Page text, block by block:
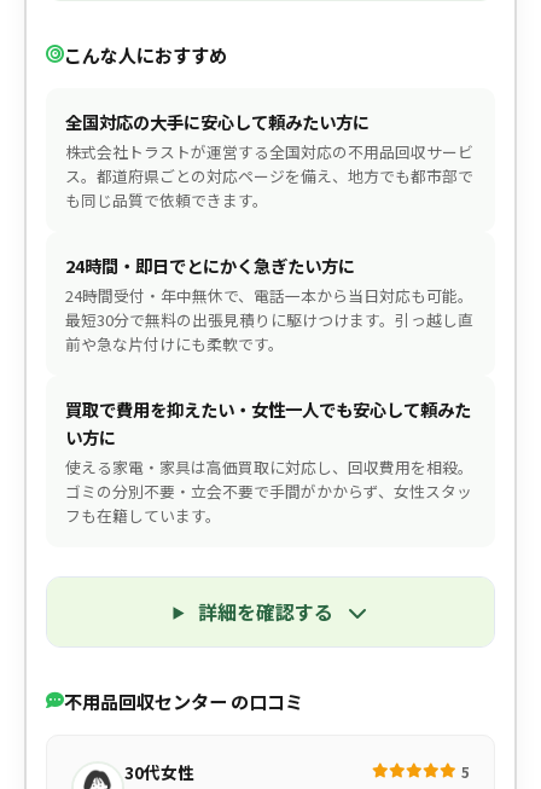
こんな人におすすめ
全国対応の大手に安心して頼みたい方に
株式会社トラストが運営する全国対応の不用品回収サービ
ス。都道府県ごとの対応ページを備え、地方でも都市部で
も同じ品質で依頼できます。
24時間・即日でとにかく急ぎたい方に
24時間受付・年中無休で、電話一本から当日対応も可能。
最短30分で無料の出張見積りに駆けつけます。引っ越し直
前や急な片付けにも柔軟です。
買取で費用を抑えたい・女性一人でも安心して頼みた
い方に
使える家電・家具は高価買取に対応し、回収費用を相殺。
ゴミの分別不要・立会不要で手間がかからず、女性スタッ
フも在籍しています。
詳細を確認する
不用品回収センター の口コミ
30代女性 5